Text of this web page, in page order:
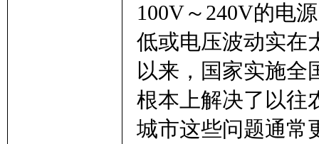
100V～240V的电
低或电压波动实在
以来，国家实施全
根本上解决了以往
城市这些问题通常